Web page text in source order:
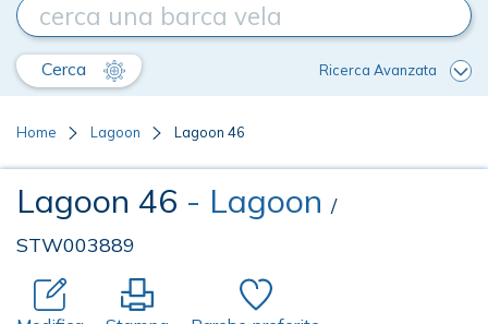
Cerca Ricerca Avanzata
Home Lagoon Lagoon 46
Lagoon 46 - Lagoon /
STW003889